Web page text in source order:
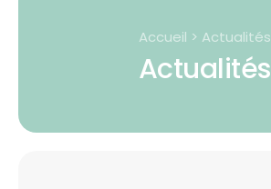
Accueil > Actualités
Actualités